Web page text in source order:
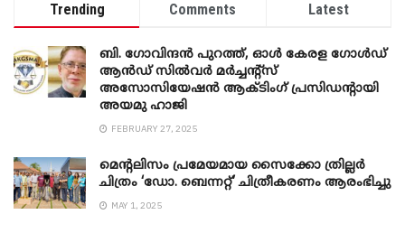
Trending Comments Latest
ബി. ​ഗോവിന്ദൻ പുറത്ത്, ഓൾ കേരള ഗോൾഡ്
ആൻഡ് സിൽവർ മർച്ചന്റ്സ്
അസോസിയേഷൻ ആക്ടിംഗ് പ്രസിഡന്റായി
അയമു ഹാജി
FEBRUARY 27, 2025
മെന്‍റലിസം പ്രമേയമായ സൈക്കോ ത്രില്ലർ
ചിത്രം ‘ഡോ. ബെന്നറ്റ്’ ചിത്രീകരണം ആരംഭിച്ചു
MAY 1, 2025